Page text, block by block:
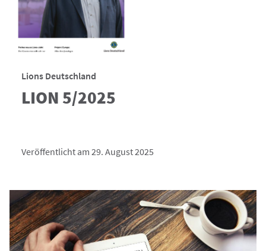
Lions Deutschland
LION 5/2025
Veröffentlicht am 29. August 2025